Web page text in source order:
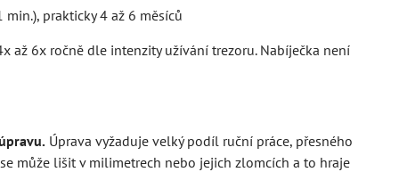
prakticky 4 až 6 měsíců
až 6x ročně dle intenzity užívání trezoru. Nabíječka není
Úprava vyžaduje velký podíl ruční práce, přesného
může lišit v milimetrech nebo jejich zlomcích a to hraje